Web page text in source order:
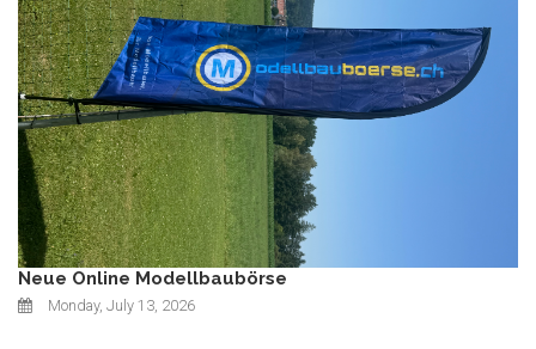
Neue Online Modellbaubörse
Monday, July 13, 2026